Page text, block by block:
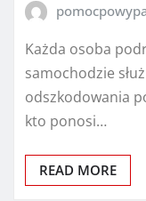
Każda osoba
samochodzie
odszkodowania
kto ponosi…
READ MORE